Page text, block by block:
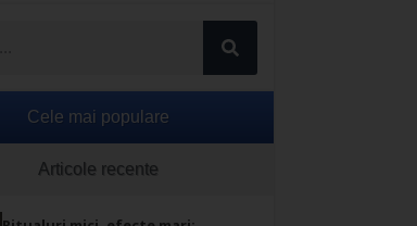
Cele mai populare
Articole recente